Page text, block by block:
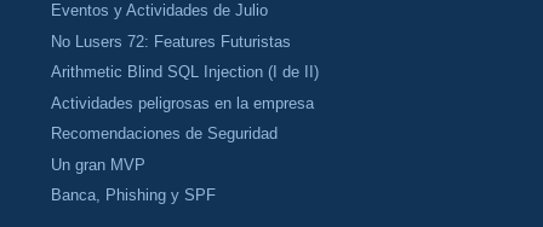
Eventos y Actividades de Julio
No Lusers 72: Features Futuristas
Arithmetic Blind SQL Injection (I de II)
Actividades peligrosas en la empresa
Recomendaciones de Seguridad
Un gran MVP
Banca, Phishing y SPF